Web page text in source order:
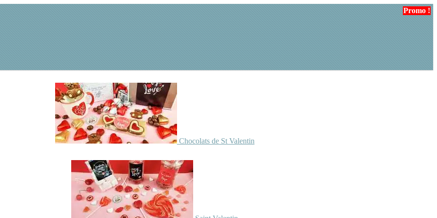
Chocolats de St Valentin
Promo !
Promo !